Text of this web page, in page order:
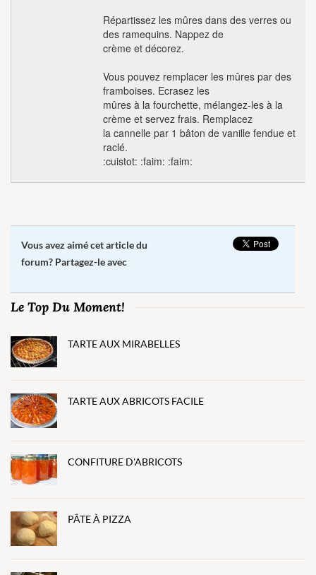
Répartissez les mûres dans des verres ou
des ramequins. Nappez de
crème et décorez.
Vous pouvez remplacer les mûres par des
framboises. Ecrasez les
mûres à la fourchette, mélangez-les à la
crème et servez frais. Remplacez
la cannelle par 1 bâton de vanille fendue et
raclé.
:cuistot: :faim: :faim:
Vous avez aimé cet article du
forum? Partagez-le avec
Le Top Du Moment!
TARTE AUX MIRABELLES
TARTE AUX ABRICOTS FACILE
CONFITURE D'ABRICOTS
PÂTE À PIZZA